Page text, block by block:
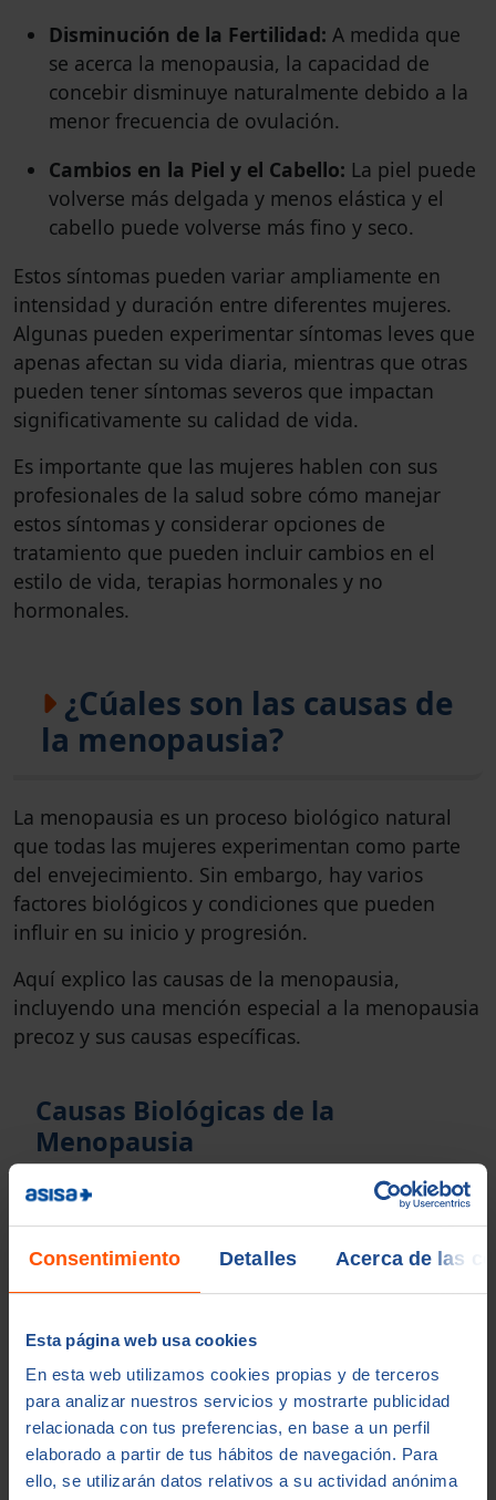
Consentimiento Detalles Acerca de las
Esta página web usa cookies
En esta web utilizamos cookies propias y de terceros
para analizar nuestros servicios y mostrarte publicidad
relacionada con tus preferencias, en base a un perfil
elaborado a partir de tus hábitos de navegación. Para
ello, se utilizarán datos relativos a su actividad anónima
Disminución de la Fertilidad: A medida que
se acerca la menopausia, la capacidad de
concebir disminuye naturalmente debido a la
menor frecuencia de ovulación.
Cambios en la Piel y el Cabello: La piel puede
volverse más delgada y menos elástica y el
cabello puede volverse más fino y seco.
Estos síntomas pueden variar ampliamente en
intensidad y duración entre diferentes mujeres.
Algunas pueden experimentar síntomas leves que
apenas afectan su vida diaria, mientras que otras
pueden tener síntomas severos que impactan
significativamente su calidad de vida.
Es importante que las mujeres hablen con sus
profesionales de la salud sobre cómo manejar
estos síntomas y considerar opciones de
tratamiento que pueden incluir cambios en el
estilo de vida, terapias hormonales y no
hormonales.
¿Cúales son las causas de
la menopausia?
La menopausia es un proceso biológico natural
que todas las mujeres experimentan como parte
del envejecimiento. Sin embargo, hay varios
factores biológicos y condiciones que pueden
influir en su inicio y progresión.
Aquí explico las causas de la menopausia,
incluyendo una mención especial a la menopausia
precoz y sus causas específicas.
Causas Biológicas de la
Menopausia
Agotamiento de Folículos Ováricos
La menopausia ocurre principalmente debido
ováricos disponibles en los ovarios. Las
mujeres nacen con un número finito de
reproductiva. Con la edad, la cantidad y la
calidad de estos folículos disminuyen,
reduciendo la producción de hormonas como
el estrógeno y la progesterona, lo que
eventualmente conduce a la menopausia.